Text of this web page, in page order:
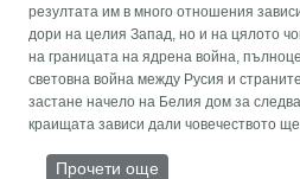
резултата им в много отношения
дори на целия Запад, но и на цялото
на границата на ядрена война,
световна война между Русия и
застане начело на Белия дом за
краищата зависи дали човечеството
Прочети още